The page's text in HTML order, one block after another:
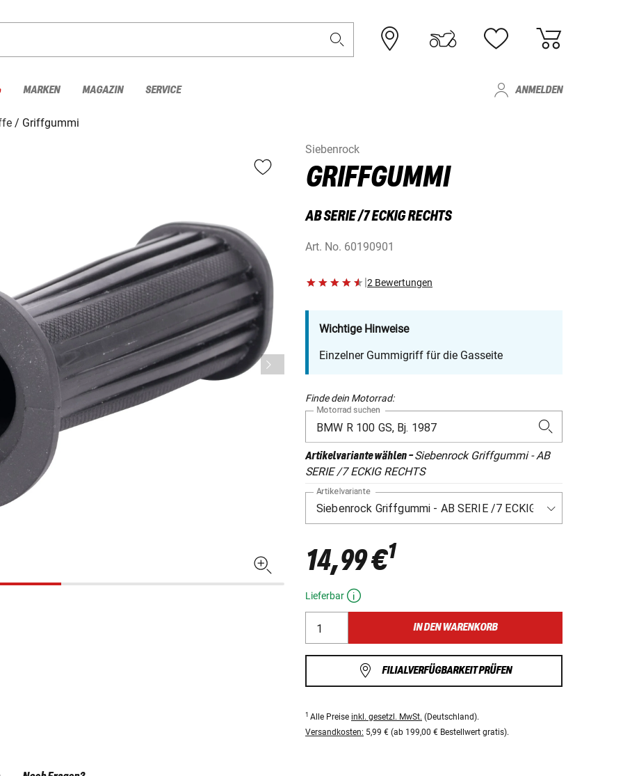
MARKEN MAGAZIN SERVICE ANMELDEN
Griffgummi
Siebenrock
GRIFFGUMMI
AB SERIE /7 ECKIG RECHTS
Art. No. 60190901
|2 Bewertungen
Wichtige Hinweise
Einzelner Gummigriff für die Gasseite
Finde dein Motorrad:
Motorrad suchen
Artikelvariante wählen-Siebenrock Griffgummi - AB
SERIE /7 ECKIG RECHTS
Artikelvariante
14,99 €1
Lieferbar
IN DEN WARENKORB
FILIALVERFÜGBARKEIT PRÜFEN
1 Alle Preise inkl. gesetzl. MwSt. (Deutschland).
Versandkosten: 5,99 € (ab 199,00 € Bestellwert gratis).